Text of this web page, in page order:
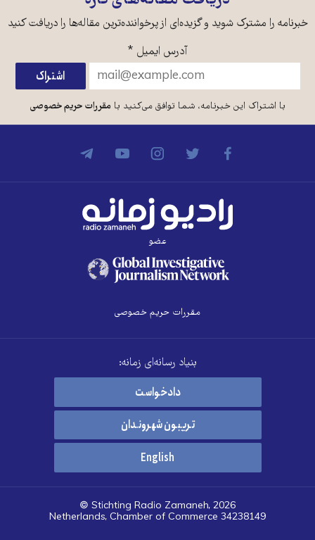
خبرنامه را مشترک شوید و گزیده‌ای از پرخواننده‌ترین مقاله‌ها را دریافت کنید
آدرس ایمیل *
با اشتراک این خبرنامه، شما توافق می‌کنید بامقررات حریم خصوصی
عضو
مقررات حریم خصوصی
بنیاد رسانه‌ای زمانه:
دادخواست
تریبون شهروندان
English
© Stichting Radio Zamaneh, 2026
Netherlands, Chamber of Commerce 34238149